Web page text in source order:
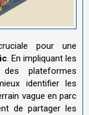
pour une
. En impliquant les
plateformes
identifier les
vague en parc
de partager les